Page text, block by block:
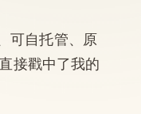
可自托管、原
接戳中了我的